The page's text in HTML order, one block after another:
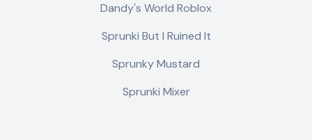
Dandy's World Roblox
Sprunki But I Ruined It
Sprunky Mustard
Sprunki Mixer